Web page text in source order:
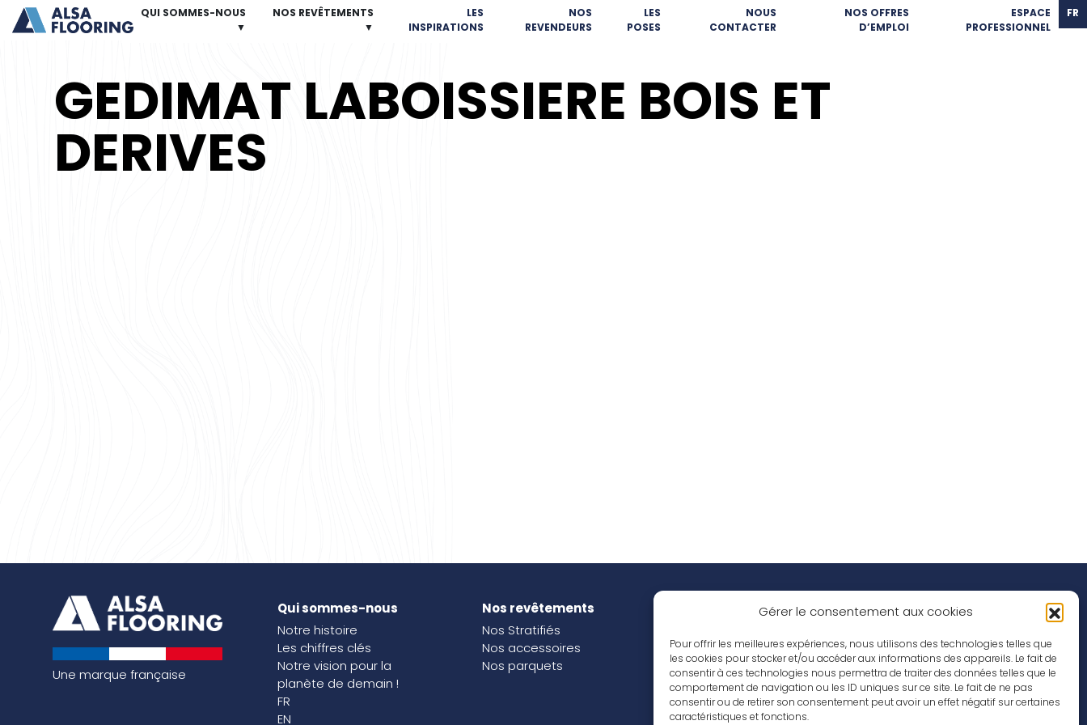
Gérer le consentement aux cookies
Pour offrir les meilleures expériences, nous utilisons des technologies telles que
les cookies pour stocker et/ou accéder aux informations des appareils. Le fait de
consentir à ces technologies nous permettra de traiter des données telles que le
comportement de navigation ou les ID uniques sur ce site. Le fait de ne pas
consentir ou de retirer son consentement peut avoir un effet négatif sur certaines
caractéristiques et fonctions.
QUI SOMMES-NOUS
▼
NOS REVÊTEMENTS
▼
LES
INSPIRATIONS
NOS
REVENDEURS
LES
POSES
NOUS
CONTACTER
NOS OFFRES
D’EMPLOI
ESPACE
PROFESSIONNEL
FR
GEDIMAT LABOISSIERE BOIS ET
DERIVES
Une marque française
Qui sommes-nous
Notre histoire
Les chiffres clés
Notre vision pour la
planète de demain !
FR
EN
Nos revêtements
Nos Stratifiés
Nos accessoires
Nos parquets
Nos inspirations